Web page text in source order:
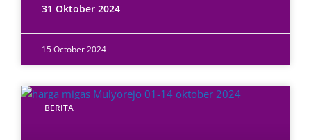
31 Oktober 2024
15 October 2024
BERITA